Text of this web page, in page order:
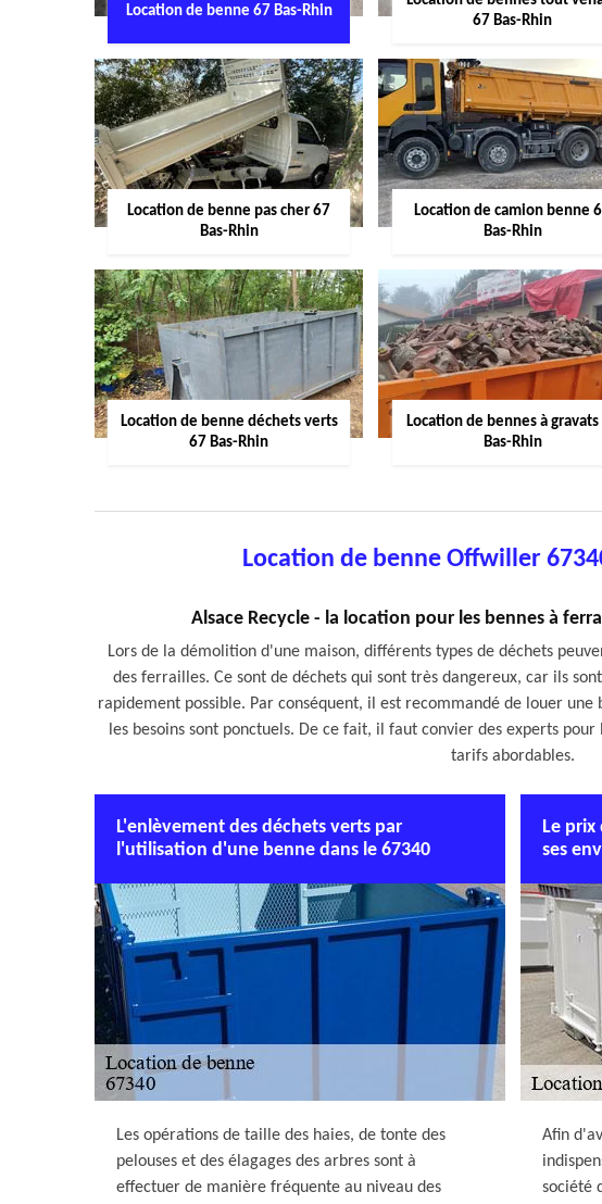
Location de benne 67 Bas-Rhin
67 Bas-Rhin
Location de benne pas cher 67
Bas-Rhin
Location de camion benne
Bas-Rhin
Location de benne déchets verts
67 Bas-Rhin
Location de bennes à gravats
Bas-Rhin
Location de benne Offwiller
Alsace Recycle - la location pour les bennes à
Lors de la démolition d'une maison, différents types de déchets
des ferrailles. Ce sont de déchets qui sont très dangereux, car ils
rapidement possible. Par conséquent, il est recommandé de louer
les besoins sont ponctuels. De ce fait, il faut convier des experts
tarifs abordables.
L'enlèvement des déchets verts par
l'utilisation d'une benne dans le 67340
Les opérations de taille des haies, de tonte des
pelouses et des élagages des arbres sont à
effectuer de manière fréquente au niveau des
Le
ses
Afin
société